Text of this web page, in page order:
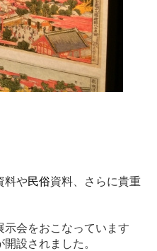
料や民俗資料、さらに貴重
会をおこなっています
設されました。